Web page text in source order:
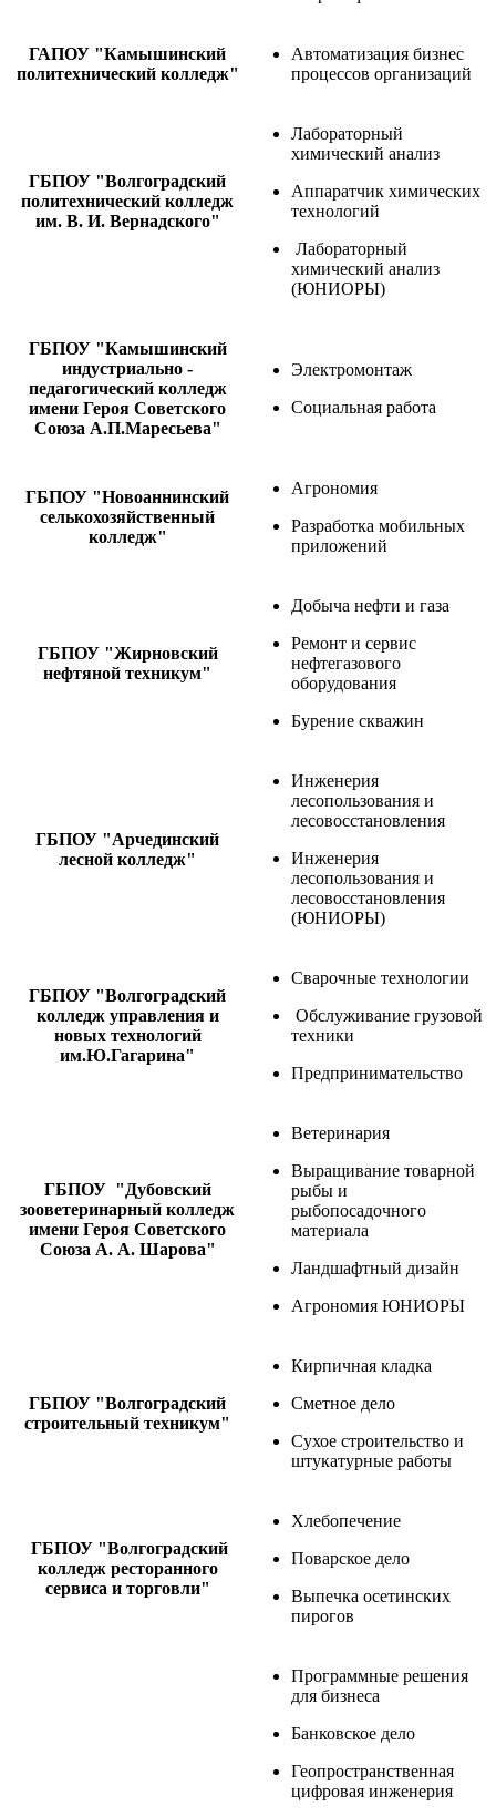
ГАПОУ "Камышинский
политехнический колледж"
Автоматизация бизнес
процессов организаций
ГБПОУ "Волгоградский
политехнический колледж
им. В. И. Вернадского"
Лабораторный
химический анализ
Аппаратчик химических
технологий
Лабораторный
химический анализ
(ЮНИОРЫ)
ГБПОУ "Камышинский
индустриально -
педагогический колледж
имени Героя Советского
Союза А.П.Маресьева"
Электромонтаж
Социальная работа
ГБПОУ "Новоаннинский
селькохозяйственный
колледж"
Агрономия
Разработка мобильных
приложений
ГБПОУ "Жирновский
нефтяной техникум"
Добыча нефти и газа
Ремонт и сервис
нефтегазового
оборудования
Бурение скважин
ГБПОУ "Арчединский
лесной колледж"
Инженерия
лесопользования и
лесовосстановления
Инженерия
лесопользования и
лесовосстановления
(ЮНИОРЫ)
ГБПОУ "Волгоградский
колледж управления и
новых технологий
им.Ю.Гагарина"
Сварочные технологии
Обслуживание грузовой
техники
Предпринимательство
ГБПОУ "Дубовский
зооветеринарный колледж
имени Героя Советского
Союза А. А. Шарова"
Ветеринария
Выращивание товарной
рыбы и
рыбопосадочного
материала
Ландшафтный дизайн
Агрономия ЮНИОРЫ
ГБПОУ "Волгоградский
строительный техникум"
Кирпичная кладка
Сметное дело
Сухое строительство и
штукатурные работы
ГБПОУ "Волгоградский
колледж ресторанного
сервиса и торговли"
Хлебопечение
Поварское дело
Выпечка осетинских
пирогов
Программные решения
для бизнеса
Банковское дело
Геопространственная
цифровая инженерия